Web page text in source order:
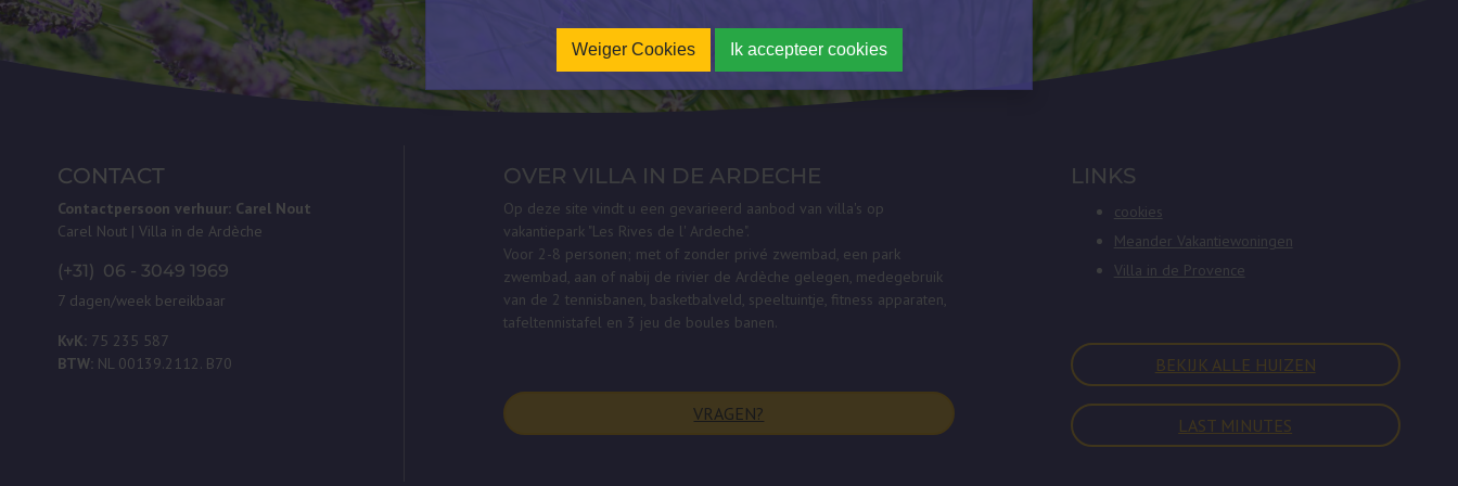
CONTACT
Contactpersoon verhuur: Carel Nout
Carel Nout | Villa in de Ardèche
(+31) 06 - 3049 1969
7 dagen/week bereikbaar
KvK: 75 235 587
BTW: NL 00139.2112. B70
OVER VILLA IN DE ARDECHE
Op deze site vindt u een gevarieerd aanbod van villa's op
vakantiepark "Les Rives de l' Ardeche".
Voor 2-8 personen; met of zonder privé zwembad, een park
zwembad, aan of nabij de rivier de Ardèche gelegen, medegebruik
van de 2 tennisbanen, basketbalveld, speeltuintje, fitness apparaten,
tafeltennistafel en 3 jeu de boules banen.
VRAGEN?
LINKS
cookies
Meander Vakantiewoningen
Villa in de Provence
BEKIJK ALLE HUIZEN
LAST MINUTES
Weiger Cookies Ik accepteer cookies